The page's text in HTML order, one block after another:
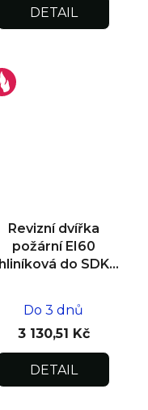
DETAIL
Revizní dvířka
požární EI60
hliníková do SDK
Do 3 dnů
3 130,51 Kč
DETAIL